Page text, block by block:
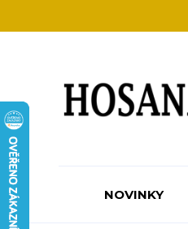
NOVINKY